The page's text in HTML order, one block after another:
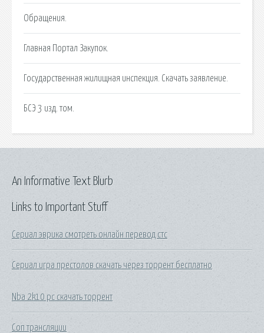
Обращения.
Главная Портал Закупок.
Государственная жилищная инспекция. Скачать заявление.
БСЭ 3 изд. том.
Links to Important Stuff
Сериал эврика смотреть онлайн перевод стс
Сериал игра престолов скачать через торрент бесплатно
Nba 2k10 pc скачать торрент
Соп трансляции
An Informative Text Blurb